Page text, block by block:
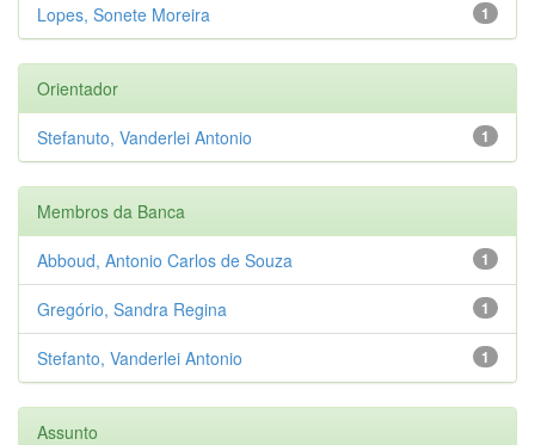
1
Lopes, Sonete Moreira
Orientador
1
Stefanuto, Vanderlei Antonio
Membros da Banca
1
Abboud, Antonio Carlos de Souza
1
Gregório, Sandra Regina
1
Stefanto, Vanderlei Antonio
Assunto